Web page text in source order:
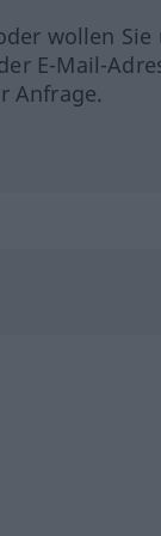
wollen
E-Mail-
Anfrage.